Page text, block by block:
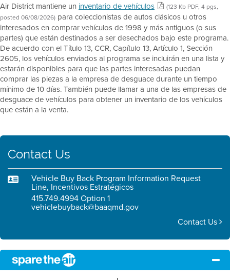
Air District mantiene un inventario de vehículos
(123 Kb PDF, 4 pgs,
posted 06/08/2026) para coleccionistas de autos clásicos u otros
interesados en comprar vehículos de 1998 y más antiguos (o sus
partes) que están destinados a ser desechados bajo este programa.
De acuerdo con el Título 13, CCR, Capítulo 13, Artículo 1, Sección
2605, los vehículos enviados al programa se incluirán en una lista y
estarán disponibles para que las partes interesadas puedan
comprar las piezas a la empresa de desguace durante un tiempo
mínimo de 10 días. También puede llamar a una de las empresas de
desguace de vehículos para obtener un inventario de los vehículos
que están a la venta.
Contact Us
Vehicle Buy Back Program Information Request
Line, Incentivos Estratégicos
415.749.4994 Option 1
vehiclebuyback@baaqmd.gov
Contact Us